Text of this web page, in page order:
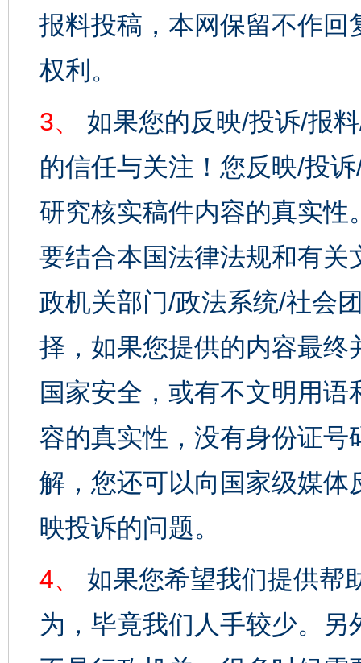
报料投稿，本网保留不作
权利。
3、
如果您的反映/投诉/报
的信任与关注！您反映/投
研究核实稿件内容的真实
要结合本国法律法规和有关
政机关部门/政法系统/社会
择，如果您提供的内容最
国家安全，或有不文明用
容的真实性，没有身份证
解，您还可以向国家级媒
映投诉的问题。
4、
如果您希望我们提供帮
为，毕竟我们人手较少。